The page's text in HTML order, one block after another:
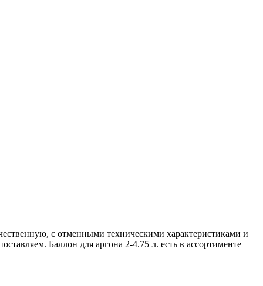
с отменными техническими характеристиками и
Баллон для аргона 2-4.75 л. есть в ассортименте